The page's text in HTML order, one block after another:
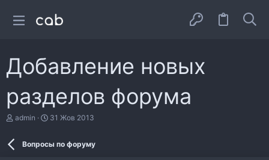
Добавление новых
разделов форума
А
admin
Д
а
31 Жов 2013
Вопросы по форуму